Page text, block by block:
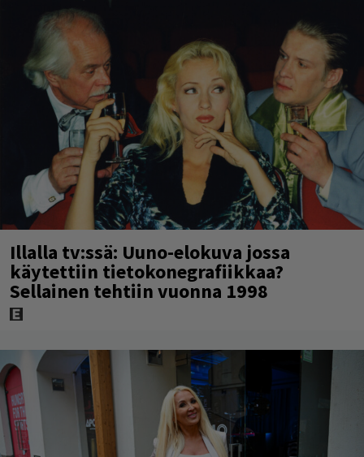
Illalla tv:ssä: Uuno-elokuva jossa
käytettiin tietokonegrafiikkaa?
Sellainen tehtiin vuonna 1998